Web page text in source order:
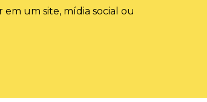
um site, mídia social ou